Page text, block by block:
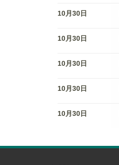
10月30日
10月30日
10月30日
10月30日
10月30日